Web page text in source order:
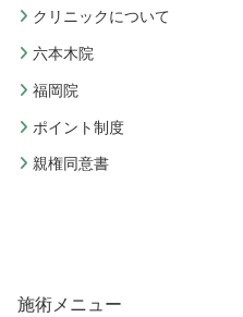
クリニックについて
六本木院
福岡院
ポイント制度
親権同意書
施術メニュー